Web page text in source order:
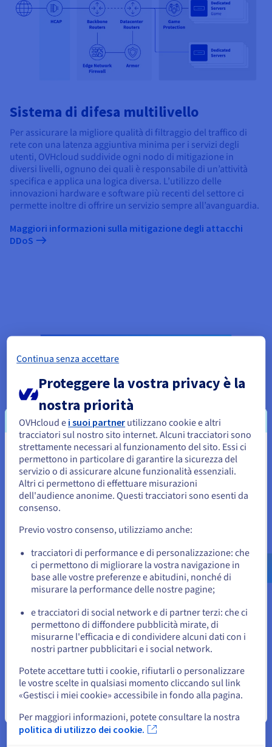
Sistema di difesa multilivello
Per assicurare la migliore qualità di filtraggio del traffico di
rete con una latenza aggiuntiva minima per i servizi degli
utenti, OVHcloud suddivide ogni nodo di mitigazione in
diversi livelli, ognuno dei quali è responsabile di un’attività
specifica e applica una logica diversa. L’utilizzo delle
innovazioni hardware e software più recenti del settore ci
permette inoltre di offrire un servizio sempre all’avanguardia.
Maggiori informazioni sulla mitigazione degli attacchi
DDoS
Security Dashboard
L’osservabilità offerta permette di ottenere informazioni
immediate e un controllo sulle modalità con cui i sistemi di
difesa di rete di OVHcloud proteggono i servizi con IP pubblici
dagli attacchi di rete.
Centralizzato:accedi direttamente allo Spazio Cliente per
ottenere in modo immediato informazioni sulla protezione di
rete.
Strumenti di monitoraggio avanzati:
fornisce log completi delle attività anti-DDoS, grafici
dinamici del traffico e statistiche per una visione globale
della sicurezza.
Sembra che la tua localizzazione sia
Stati Uniti
Per effettuare un ordine da Stati Uniti, è necessario accedere al
sito web del Paese e creare un account.
Vai al sito Stati Uniti
us.ovhcloud.com/security Inglese USD - $
o
Resta sul sito web attuale
Seleziona un altro sito web
Continua senza accettare
Proteggere la vostra privacy è la
nostra priorità
OVHcloud ei suoi partnerutilizzano cookie e altri
tracciatori sul nostro sito internet. Alcuni tracciatori sono
strettamente necessari al funzionamento del sito. Essi ci
permettono in particolare di garantire la sicurezza del
servizio o di assicurare alcune funzionalità essenziali.
Altri ci permettono di effettuare misurazioni
dell'audience anonime. Questi tracciatori sono esenti da
consenso.
Previo vostro consenso, utilizziamo anche:
tracciatori di performance e di personalizzazione: che
ci permettono di migliorare la vostra navigazione in
base alle vostre preferenze e abitudini, nonché di
misurare la performance delle nostre pagine;
e tracciatori di social network e di partner terzi: che ci
permettono di diffondere pubblicità mirate, di
misurarne l'efficacia e di condividere alcuni dati con i
nostri partner pubblicitari e i social network.
Potete accettare tutti i cookie, rifiutarli o personalizzare
le vostre scelte in qualsiasi momento cliccando sul link
«Gestisci i miei cookie» accessibile in fondo alla pagina.
Per maggiori informazioni, potete consultare la nostra
politica di utilizzo dei cookie.